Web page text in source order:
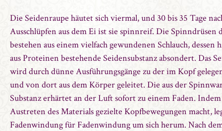
Die Seidenraupe häutet sich viermal, und 30 bis 35 Tage
Ausschlüpfen aus dem Ei ist sie spinnreif. Die Spinndrüsen
bestehen aus einem vielfach gewundenen Schlauch,
aus Proteinen bestehende Seidensubstanz absondert. Das
wird durch dünne Ausführungsgänge zu der im Kopf
und von dort aus dem Körper geleitet. Die aus der
Substanz erhärtet an der Luft sofort zu einem Faden.
Austreten des Materials gezielte Kopfbewegungen macht,
Fadenwindung für Fadenwindung um sich herum. Nach